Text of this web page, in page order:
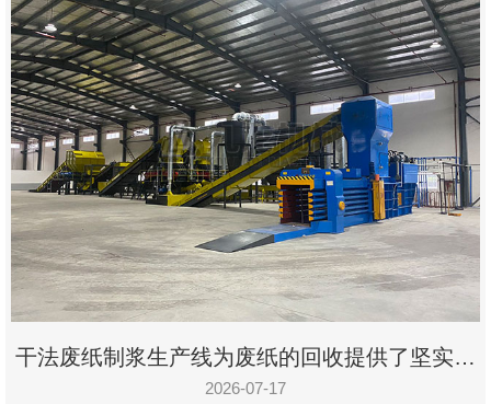
限
公
司
豫
ICP
备
19020390
号-1
干法废纸制浆生产线为废纸的回收提供了坚实的
保障
2026-07-17